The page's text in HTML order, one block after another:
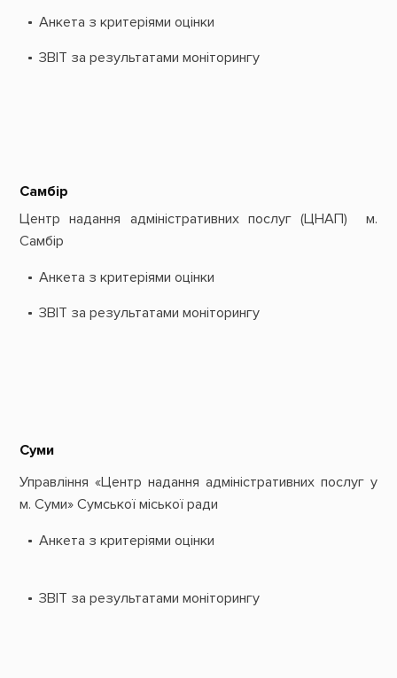
Анкета з критеріями оцінки
ЗВІТ за результатами моніторингу
Самбір
Центр надання адміністративних послуг (ЦНАП) м.
Самбір
Анкета з критеріями оцінки
ЗВІТ за результатами моніторингу
Суми
Управління «Центр надання адміністративних послуг у
м. Суми» Сумської міської ради
Анкета з критеріями оцінки
ЗВІТ за результатами моніторингу